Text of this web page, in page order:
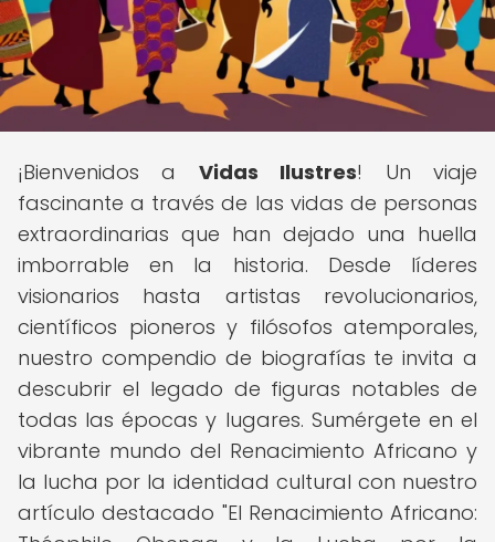
¡Bienvenidos a Vidas Ilustres! Un viaje
fascinante a través de las vidas de personas
extraordinarias que han dejado una huella
imborrable en la historia. Desde líderes
visionarios hasta artistas revolucionarios,
científicos pioneros y filósofos atemporales,
nuestro compendio de biografías te invita a
descubrir el legado de figuras notables de
todas las épocas y lugares. Sumérgete en el
vibrante mundo del Renacimiento Africano y
la lucha por la identidad cultural con nuestro
artículo destacado "El Renacimiento Africano: